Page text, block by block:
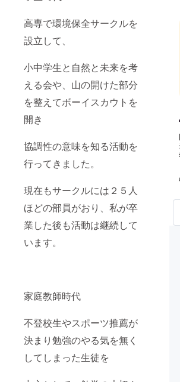
高専で環境保全サークルを
設立して、
小中学生と自然と未来を考
える会や、山の開けた部分
を整えてボーイスカウトを
開き
協調性の意味を知る活動を
行ってきました。
現在もサークルには２５人
ほどの部員がおり、私が卒
業した後も活動は継続して
います。
家庭教師時代
不登校生やスポーツ推薦が
決まり勉強のやる気を無く
してしまった生徒を